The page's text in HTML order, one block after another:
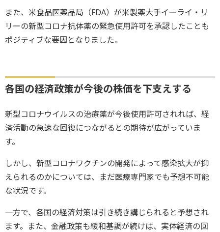
また、米食品医薬品局（FDA）が米製薬大手イーライ・リ
リーの新型コロナ抗体薬の緊急使用許可を承認したことも
ポジティブな要因となりました。
各国の経済政策が今後の株価を下支えする
新型コロナウイルスの治療薬が今後使用許可されれば、経
済活動の急速な回復につながるとの期待が広がっていま
す。
しかし、新型コロナワクチンの開発によって感染拡大が抑
えられるのかについては、まだ医療専門家でも予想不可能
な状況です。
一方で、各国の経済対策は引き続き講じられると予想され
ます。また、金融政策も緩和基調が続けば、実体経済の回